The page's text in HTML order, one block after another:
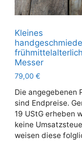
Kleines
Messer
79,00 €
Die angegebenen
sind Endpreise.
19 UStG erheben
keine
weisen diese